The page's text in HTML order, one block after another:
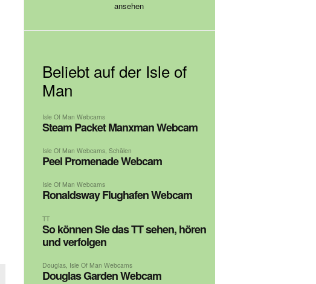
Beliebt auf der Isle of
Man
Isle Of Man Webcams
Steam Packet Manxman Webcam
Isle Of Man Webcams,Schälen
Peel Promenade Webcam
Isle Of Man Webcams
Ronaldsway Flughafen Webcam
TT
So können Sie das TT sehen, hören
und verfolgen
Douglas Isle Of Man Webcams
Douglas Garden Webcam